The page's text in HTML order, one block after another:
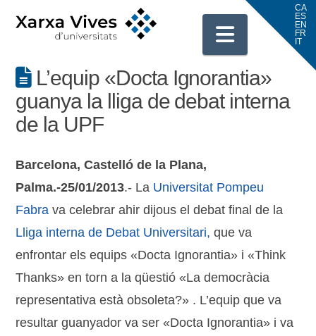
L’equip «Docta Ignorantia»
guanya la lliga de debat interna
de la UPF
Barcelona, Castelló de la Plana,
Palma.-25/01/2013.- La Universitat Pompeu
Fabra va celebrar ahir dijous el debat final de la
Lliga interna de Debat Universitari, que va
enfrontar els equips «Docta Ignorantia» i «Think
Thanks» en torn a la qüestió «La democràcia
representativa està obsoleta?» . L’equip que va
resultar guanyador va ser «Docta Ignorantia» i va